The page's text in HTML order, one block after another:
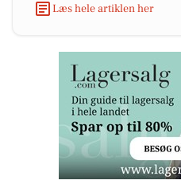
Læs hele artiklen her